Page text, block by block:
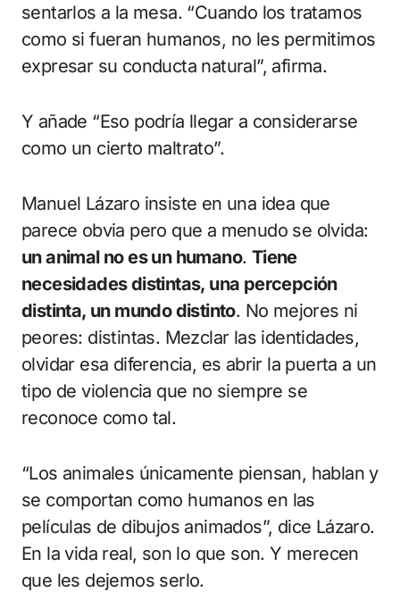
sentarlos a la mesa. “Cuando los tratamos
como si fueran humanos, no les permitimos
expresar su conducta natural”, afirma.
Y añade “Eso podría llegar a considerarse
como un cierto maltrato”.
Manuel Lázaro insiste en una idea que
parece obvia pero que a menudo se olvida:
un animal no es un humano. Tiene
necesidades distintas, una percepción
distinta, un mundo distinto. No mejores ni
peores: distintas. Mezclar las identidades,
olvidar esa diferencia, es abrir la puerta a un
tipo de violencia que no siempre se
reconoce como tal.
“Los animales únicamente piensan, hablan y
se comportan como humanos en las
películas de dibujos animados”, dice Lázaro.
En la vida real, son lo que son. Y merecen
que les dejemos serlo.